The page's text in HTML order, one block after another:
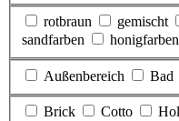
rotbraun gemischt
sandfarben
honigfarben
Außenbereich Bad
Brick Cotto